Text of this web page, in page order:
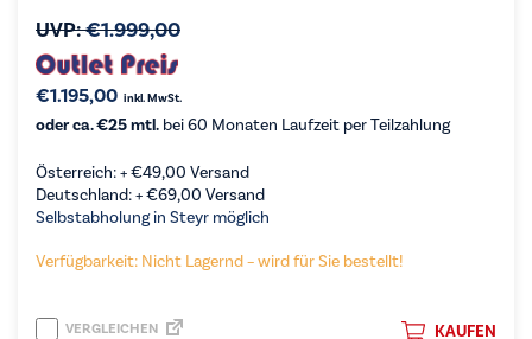
UVP:€1.999,00
€1.195,00 inkl. MwSt.
oder ca. €25 mtl. bei 60 Monaten Laufzeit per Teilzahlung
Österreich: +€49,00 Versand
Deutschland: +€69,00 Versand
Selbstabholung in Steyr möglich
Verfügbarkeit: Nicht Lagernd – wird für Sie bestellt!
KAUFEN
VERGLEICHEN